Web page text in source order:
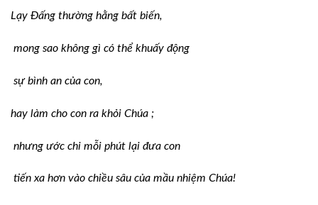
Lạy Đấng thường hằng bất biến,
mong sao không gì có thể khuấy động
sự bình an của con,
hay làm cho con ra khỏi Chúa ;
nhưng ước chi mỗi phút lại đưa con
tiến xa hơn vào chiều sâu của mầu nhiệm Chúa!